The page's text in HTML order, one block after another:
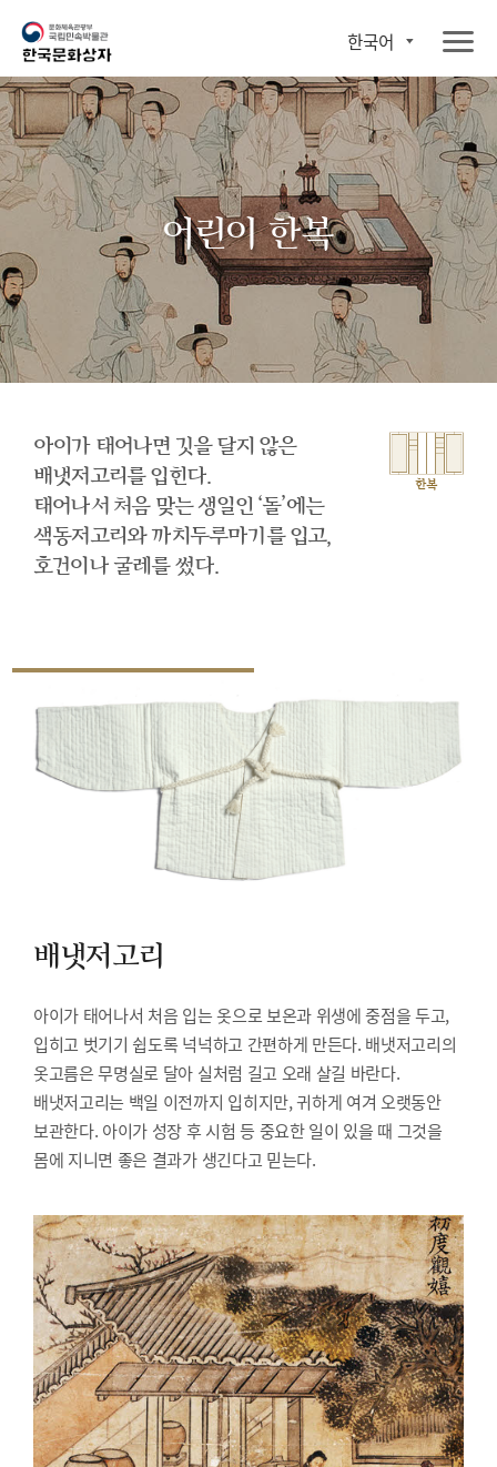
한국어
어린이 한복
아이가 태어나면 깃을 달지 않은
배냇저고리를 입힌다.
태어나서 처음 맞는 생일인 ‘돌’에는
색동저고리와 까치두루마기를 입고,
호건이나 굴레를 썼다.
한복
배냇저고리
아이가 태어나서 처음 입는 옷으로 보온과 위생에 중점을 두고,
입히고 벗기기 쉽도록 넉넉하고 간편하게 만든다. 배냇저고리의
옷고름은 무명실로 달아 실처럼 길고 오래 살길 바란다.
배냇저고리는 백일 이전까지 입히지만, 귀하게 여겨 오랫동안
보관한다. 아이가 성장 후 시험 등 중요한 일이 있을 때 그것을
몸에 지니면 좋은 결과가 생긴다고 믿는다.